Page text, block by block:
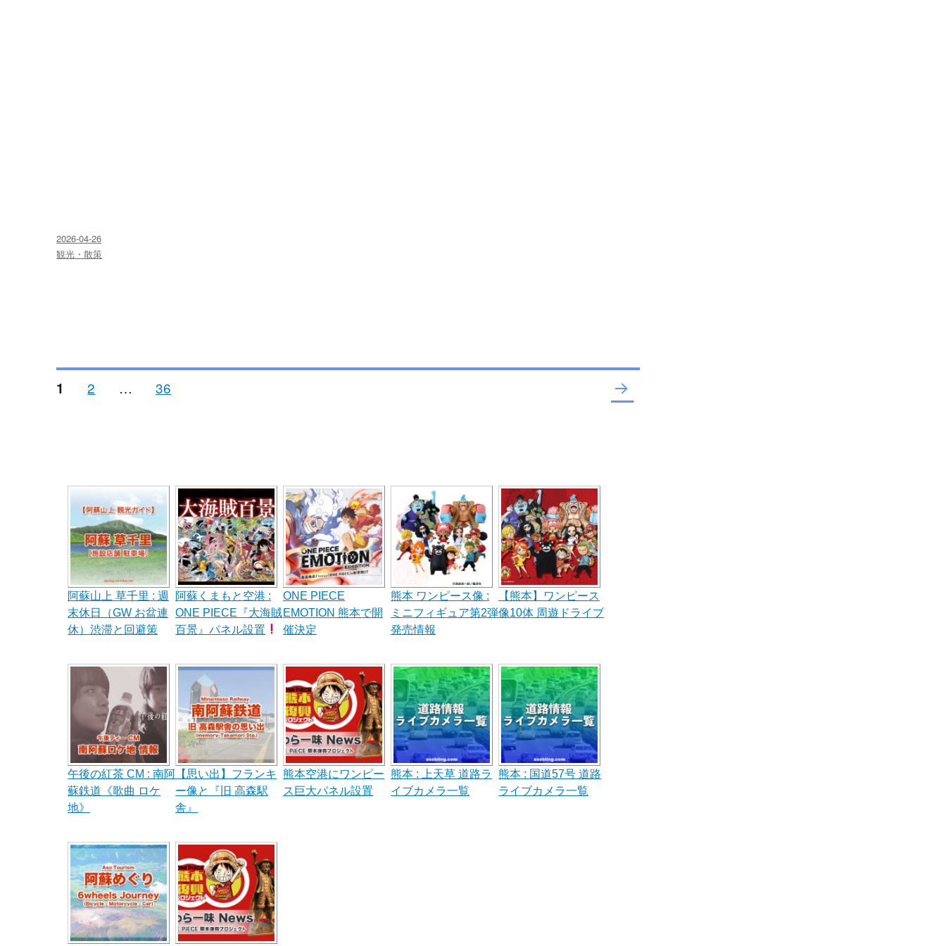
投
稿
日:
2026-04-26
カ
観光・散策
投
ペ
ー
ジ
送
り
ペ
1 ペ
ー
2 … ペ
ー
36
阿蘇山上 草千里 : 週
末休日（GW お盆連
休）渋滞と回避策
阿蘇くまもと空港 :
ONE PIECE『大海賊
百景』パネル設置
ONE PIECE
EMOTION 熊本で開
催決定
熊本 ワンピース像 :
ミニフィギュア第2弾
発売情報
【熊本】ワンピース
像10体 周遊ドライブ
午後の紅茶 CM : 南阿
蘇鉄道《歌曲 ロケ
地》
【思い出】フランキ
ー像と『旧 高森駅
舎』
熊本空港にワンピー
ス巨大パネル設置
熊本 : 上天草 道路ラ
イブカメラ一覧
熊本 : 国道57号 道路
ライブカメラ一覧